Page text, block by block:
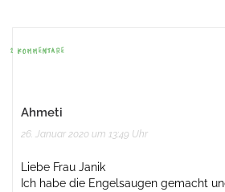
Navigation
2 KOMMENTARE
Ahmeti
26. Januar 2020 um 13:49 Uhr
Liebe Frau Janik
Ich habe die Engelsaugen gemacht